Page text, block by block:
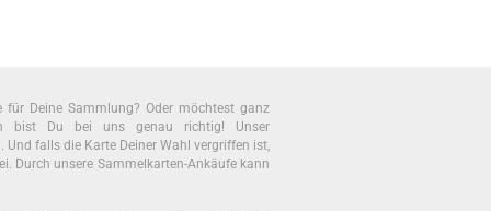
für Deine Sammlung? Oder möchtest ganz
bist Du bei uns genau richtig! Unser
falls die Karte Deiner Wahl vergriffen ist,
Durch unsere Sammelkarten-Ankäufe kann